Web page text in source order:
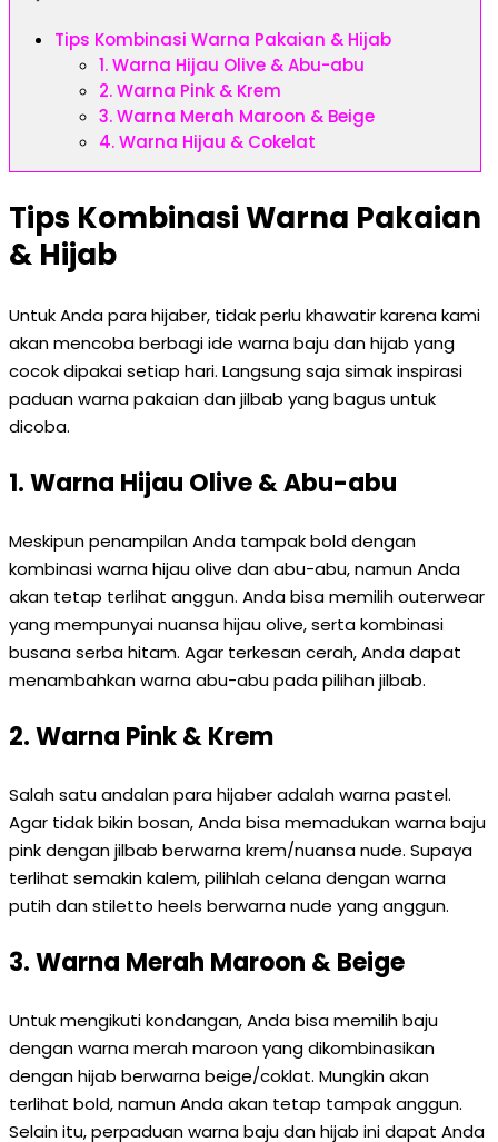
Tips Kombinasi Warna Pakaian & Hijab
1. Warna Hijau Olive & Abu-abu
2. Warna Pink & Krem
3. Warna Merah Maroon & Beige
4. Warna Hijau & Cokelat
Tips Kombinasi Warna Pakaian
& Hijab
Untuk Anda para hijaber, tidak perlu khawatir karena kami
akan mencoba berbagi ide warna baju dan hijab yang
cocok dipakai setiap hari. Langsung saja simak inspirasi
paduan warna pakaian dan jilbab yang bagus untuk
dicoba.
1. Warna Hijau Olive & Abu-abu
Meskipun penampilan Anda tampak bold dengan
kombinasi warna hijau olive dan abu-abu, namun Anda
akan tetap terlihat anggun. Anda bisa memilih outerwear
yang mempunyai nuansa hijau olive, serta kombinasi
busana serba hitam. Agar terkesan cerah, Anda dapat
menambahkan warna abu-abu pada pilihan jilbab.
2. Warna Pink & Krem
Salah satu andalan para hijaber adalah warna pastel.
Agar tidak bikin bosan, Anda bisa memadukan warna baju
pink dengan jilbab berwarna krem/nuansa nude. Supaya
terlihat semakin kalem, pilihlah celana dengan warna
putih dan stiletto heels berwarna nude yang anggun.
3. Warna Merah Maroon & Beige
Untuk mengikuti kondangan, Anda bisa memilih baju
dengan warna merah maroon yang dikombinasikan
dengan hijab berwarna beige/coklat. Mungkin akan
terlihat bold, namun Anda akan tetap tampak anggun.
Selain itu, perpaduan warna baju dan hijab ini dapat Anda